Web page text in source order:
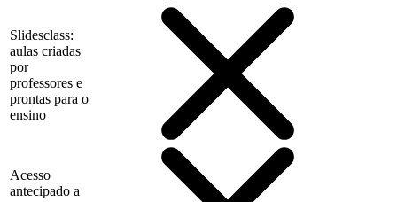
Slidesclass:
aulas criadas
por
professores e
prontas para o
ensino
Acesso
antecipado a